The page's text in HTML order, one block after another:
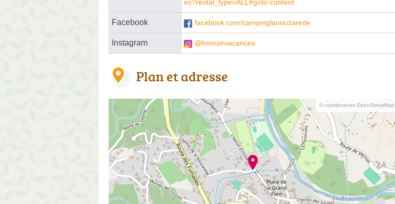
es?rental_type=ALL#goto-content
Facebook facebook.com/campinglanouzarede
Instagram @homairvacances
Plan et adresse
© contributeurs OpenStreetMap